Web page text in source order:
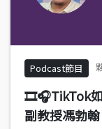
Podcast節目
🎞️🎧TikTok如
副教授馮勃